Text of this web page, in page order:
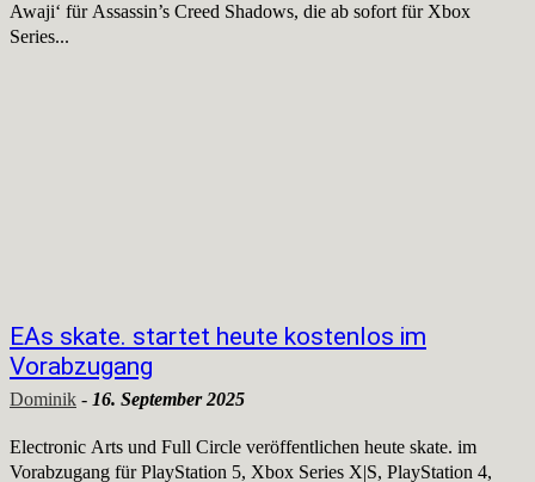
Awaji‘ für Assassin’s Creed Shadows, die ab sofort für Xbox
Series...
EAs skate. startet heute kostenlos im
Vorabzugang
Dominik - 16. September 2025
Electronic Arts und Full Circle veröffentlichen heute skate. im
Vorabzugang für PlayStation 5, Xbox Series X|S, PlayStation 4,